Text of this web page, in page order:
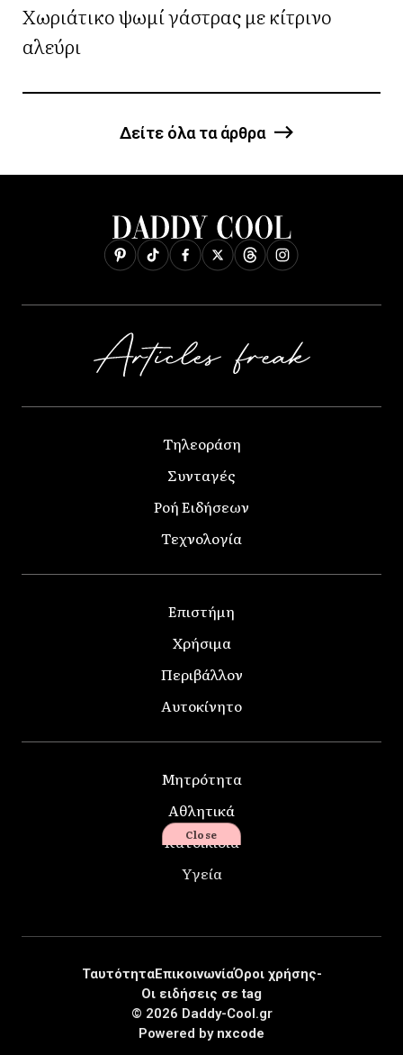
Χωριάτικο ψωμί γάστρας με κίτρινο
αλεύρι
Δείτε όλα τα άρθρα
Τηλεοράση
Συνταγές
Ροή Ειδήσεων
Τεχνολογία
Επιστήμη
Χρήσιμα
Περιβάλλον
Αυτοκίνητο
Μητρότητα
Αθλητικά
Κατοικίδια
Υγεία
© 2026 Daddy-Cool.gr
ΤαυτότηταΕπικοινωνίαΌροι χρήσης-
Οι ειδήσεις σε tag
Powered by nxcode
Close